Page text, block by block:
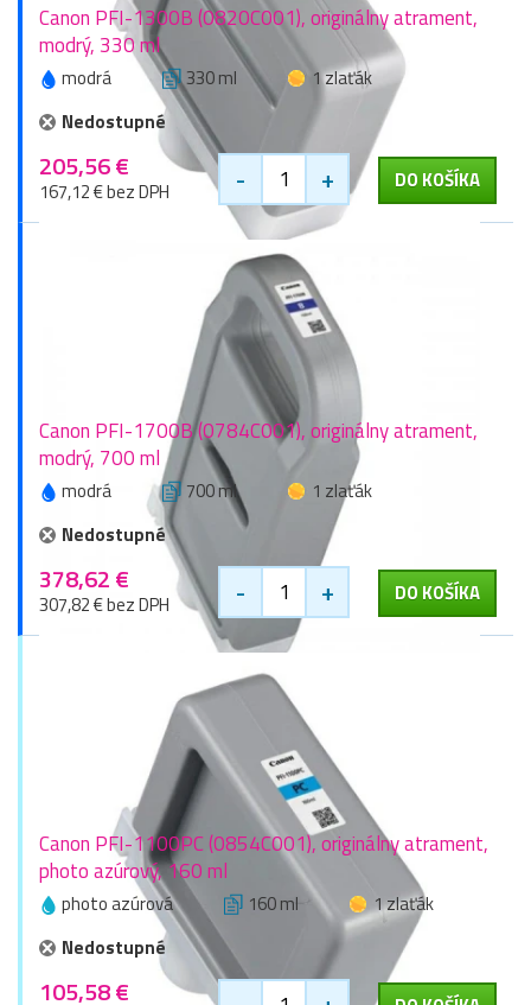
Canon PFI-1300B (0820C001), originálny atrament,
modrý, 330 ml
modrá 330 ml
1 zlaťák
Nedostupné
205,56 €
167,12 € bez DPH - + DO KOŠÍKA
Canon PFI-1700B (0784C001), originálny atrament,
modrý, 700 ml
modrá 700 ml
1 zlaťák
Nedostupné
378,62 €
307,82 € bez DPH - + DO KOŠÍKA
Canon PFI-1100PC (0854C001), originálny atrament,
photo azúrový, 160 ml
photo azúrová 160 ml
1 zlaťák
Nedostupné
105,58 €